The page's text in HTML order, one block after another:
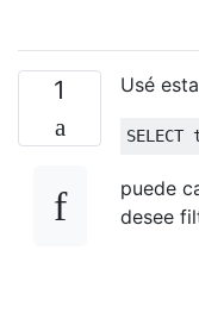
1 Usé
SELECT
puede
desee